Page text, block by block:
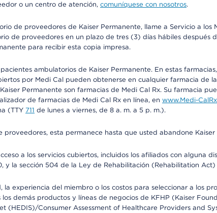
o un centro de atención, comuníquese con nosotros.
de proveedores de Kaiser Permanente, llame a Servicio a los
de proveedores en un plazo de tres (3) días hábiles después
para recibir esta copia impresa.
ambulatorios de Kaiser Permanente. En estas
por Medi Cal pueden obtenerse en cualquier farmacia de
Permanente son farmacias de Medi Cal Rx. Su farmacia
de farmacias de Medi Cal Rx en línea, en www.Medi-
(TTY 711 de lunes a viernes, de 8 a. m. a 5 p. m.).
esta permanece hasta que usted abandone
a los servicios cubiertos, incluidos los afiliados con alguna
y la sección 504 de la Ley de Rehabilitación (Rehabilitation Act)
experiencia del miembro o los costos para seleccionar a los
demás productos y líneas de negocios de KFHP (Kaiser
Consumer Assessment of Healthcare Providers and